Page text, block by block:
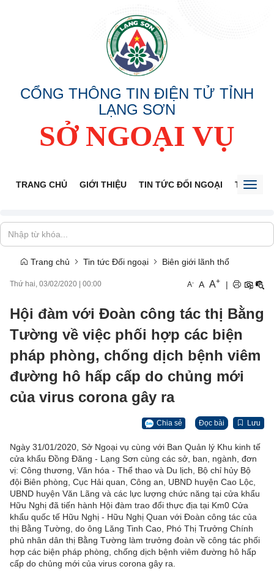
CỔNG THÔNG TIN ĐIỆN TỬ TỈNH
LẠNG SƠN
SỞ NGOẠI VỤ
TRANG CHỦ GIỚI THIỆU TIN TỨC ĐỐI NGOẠI THÔNG
Trang chủ Tin tức Đối ngoại Biên giới lãnh thổ
Thứ hai, 03/02/2020 00:00 A- A A+ |
Hội đàm với Đoàn công tác thị Bằng
Tường về việc phối hợp các biện
pháp phòng, chống dịch bệnh viêm
đường hô hấp cấp do chủng mới
của virus corona gây ra
Chia sẻ Đọc bài Lưu
Ngày 31/01/2020, Sở Ngoại vụ cùng với Ban Quản lý Khu kinh tế
cửa khẩu Đồng Đăng - Lạng Sơn cùng các sở, ban, ngành, đơn
vị: Công thương, Văn hóa - Thể thao và Du lịch, Bộ chỉ hủy Bộ
đội Biên phòng, Cục Hải quan, Công an, UBND huyện Cao Lộc,
UBND huyện Văn Lãng và các lực lượng chức năng tại cửa khẩu
Hữu Nghị đã tiến hành Hội đàm trao đổi thực địa tại Km0 Cửa
khẩu quốc tế Hữu Nghị - Hữu Nghị Quan với Đoàn công tác của
thị Bằng Tường, do ông Lăng Tinh Cao, Phó Thị Trưởng Chính
phủ nhân dân thị Bằng Tường làm trưởng đoàn về công tác phối
hợp các biện pháp phòng, chống dịch bệnh viêm đường hô hấp
cấp do chủng mới của virus corona gây ra.